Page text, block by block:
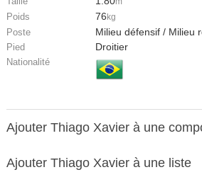
m
Poids 76 kg
Poste Milieu défensif / Milieu
Pied Droitier
Nationalité
Ajouter Thiago Xavier à une
Ajouter Thiago Xavier à une liste